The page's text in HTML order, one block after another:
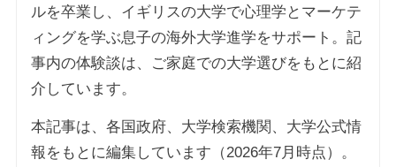
ルを卒業し、イギリスの大学で心理学とマーケテ
ィングを学ぶ息子の海外大学進学をサポート。記
事内の体験談は、ご家庭での大学選びをもとに紹
介しています。
本記事は、各国政府、大学検索機関、大学公式情
報をもとに編集しています（2026年7月時点）。